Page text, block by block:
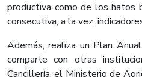
productiva como de los hatos
consecutiva, a la vez,
Además, realiza un Plan
comparte con otras
Cancillería, el Ministerio de